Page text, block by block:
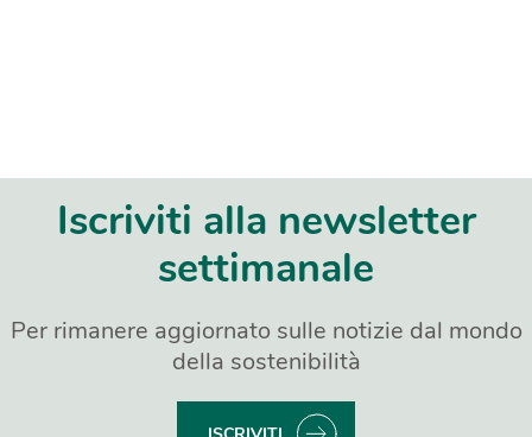
Iscriviti alla newsletter
settimanale
Per rimanere aggiornato sulle notizie dal mondo
della sostenibilità